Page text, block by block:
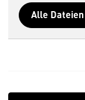
Alle